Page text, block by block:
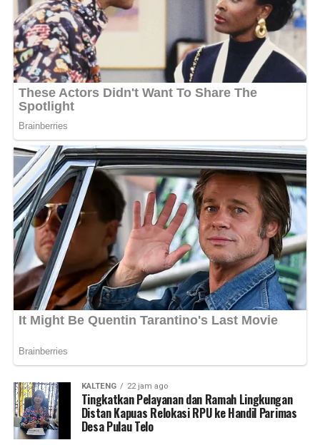
Banjarmasin ini menjadi salah satu wujud nyata sinergi dan
kepedulian Bank Kalsel terhadap masyarakat Banua,
khususnya dalam membantu anak-anak dari keluarga
prasejahtera agar tetap memiliki kesempatan untuk
melanjutkan pendidikan dan meraih cita-cita.
Melalui semangat berbagi dan kepedulian tersebut, Bank
Kalsel melalui UPZ Bank Kalsel berharap bantuan yang
diberikan tidak hanya dapat meringankan kebutuhan biaya
pendidikan, tetapi juga menjadi penyemangat bagi para
siswa untuk terus belajar, berprestasi, dan mempersiapkan
masa depan yang lebih baik.
Bagi Donatur dan Sahabat Bank Kalsel yang ingin
menyisihkan sebagian hartanya untuk membantu saudara
kita yang membutuhkan, kamu bisa ikut berpartisipasi
dalam program-program kegiatan yang diinisiasi oleh UPZ
Bank Kalsel dengan menyalurkan zakat, infak, dan sedekah
melalui UPZ Bank Kalsel. [adv]
Bank Kalsel Syariah :
6500846214 (Infak dan sedekah)
A.n Unit Pengumpul Zakat Bank Kalsel
Konsultasi dan Konfirmasi transfer via WA Center UPZ
KALTENG 22 jam ago
Tingkatkan Pelayanan dan Ramah Lingkungan
Distan Kapuas Relokasi RPU ke Handil Parimas
Desa Pulau Telo